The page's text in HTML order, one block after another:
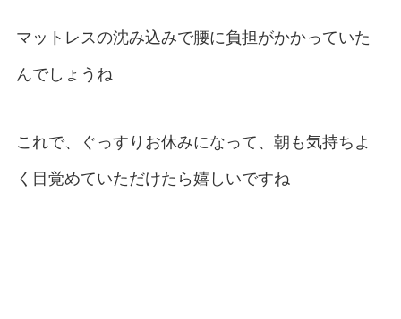
マットレスの沈み込みで腰に負担がかかっていた
んでしょうね
これで、ぐっすりお休みになって、朝も気持ちよ
く目覚めていただけたら嬉しいですね